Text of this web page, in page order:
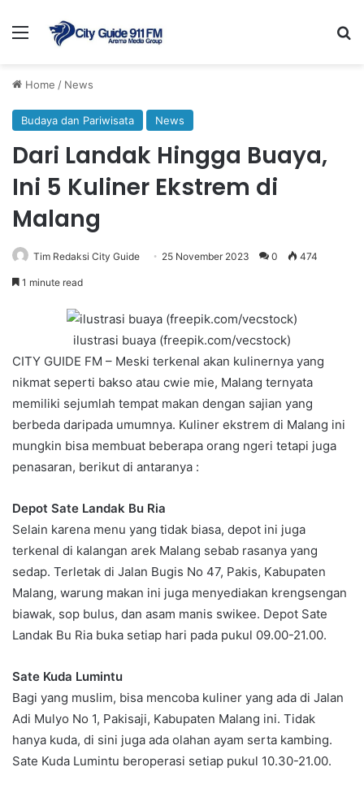
Menu
Home / News
Budaya dan Pariwisata News
Dari Landak Hingga Buaya,
Ini 5 Kuliner Ekstrem di
Malang
Tim Redaksi City Guide 25 November 2023 0 474
1 minute read
ilustrasi buaya (freepik.com/vecstock)
CITY GUIDE FM – Meski terkenal akan kulinernya yang
nikmat seperti bakso atau cwie mie, Malang ternyata
memiliki sejumlah tempat makan dengan sajian yang
berbeda daripada umumnya. Kuliner ekstrem di Malang ini
mungkin bisa membuat beberapa orang ngeri tetapi juga
penasaran, berikut di antaranya :
Depot Sate Landak Bu Ria
Selain karena menu yang tidak biasa, depot ini juga
terkenal di kalangan arek Malang sebab rasanya yang
sedap. Terletak di Jalan Bugis No 47, Pakis, Kabupaten
Malang, warung makan ini juga menyediakan krengsengan
biawak, sop bulus, dan asam manis swikee. Depot Sate
Landak Bu Ria buka setiap hari pada pukul 09.00-21.00.
Sate Kuda Lumintu
Bagi yang muslim, bisa mencoba kuliner yang ada di Jalan
Adi Mulyo No 1, Pakisaji, Kabupaten Malang ini. Tidak
hanya kuda, di sini juga ada olahan ayam serta kambing.
Sate Kuda Lumintu beroperasi setiap pukul 10.30-21.00.